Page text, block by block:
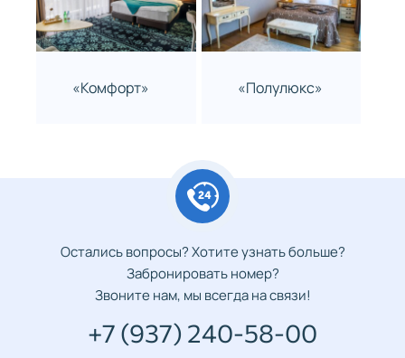
«Комфорт» «Полулюкс»
Остались вопросы? Хотите узнать больше?
Забронировать номер?
Звоните нам, мы всегда на связи!
+7 (937) 240-58-00